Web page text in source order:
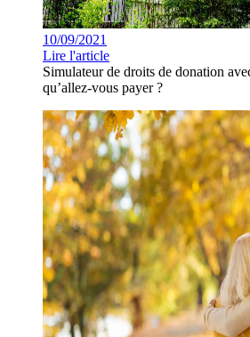
10/09/2021
Lire l'article
Simulateur de droits de donation
qu’allez-vous payer ?